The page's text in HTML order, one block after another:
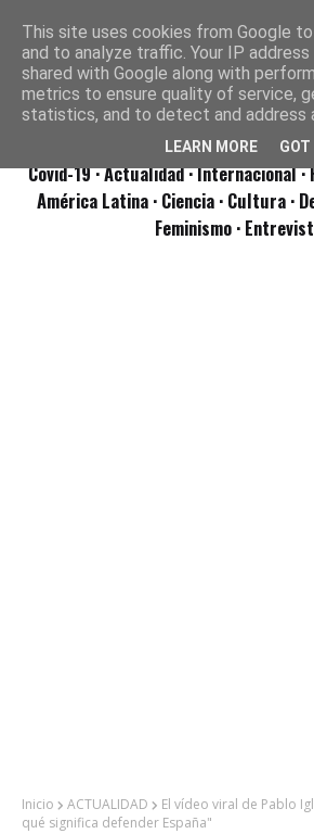
Covid-19· Actualidad· Internacional
América Latina · Ciencia · Cultura ·
Feminismo ·
Inicio ACTUALIDAD
El vídeo viral de Pablo
qué significa defender España"
This site uses cookies from Google
and to analyze traffic. Your IP
shared with Google along with
metrics to ensure quality of service,
statistics, and to detect and address
LEARN MORE